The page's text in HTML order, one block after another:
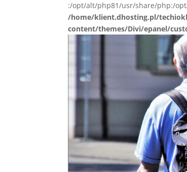
:/opt/alt/php81/usr/share/php:/
/home/klient.dhosting.pl/
content/themes/Divi/epanel/